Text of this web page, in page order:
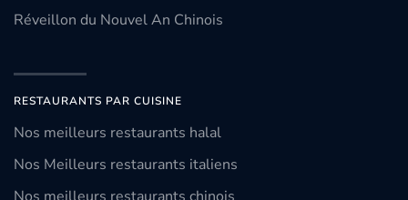
Réveillon du Nouvel An Chinois
RESTAURANTS PAR CUISINE
Nos meilleurs restaurants halal
Nos Meilleurs restaurants italiens